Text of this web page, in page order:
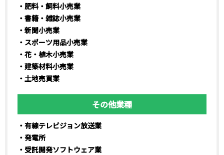
・肥料・飼料小売業
・書籍・雑誌小売業
・新聞小売業
・スポーツ用品小売業
・花・植木小売業
・建築材料小売業
・土地売買業
その他業種
・有線テレビジョン放送業
・発電所
・受託開発ソフトウェア業